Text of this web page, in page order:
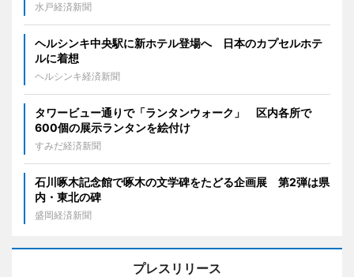
水戸経済新聞
ヘルシンキ中央駅に新ホテル登場へ 日本のカプセルホテ
ルに着想
ヘルシンキ経済新聞
タワービュー通りで「ランタンウォーク」 区内各所で
600個の展示ランタンを絵付け
すみだ経済新聞
石川啄木記念館で啄木の文学碑をたどる企画展 第2弾は県
内・東北の碑
盛岡経済新聞
プレスリリース